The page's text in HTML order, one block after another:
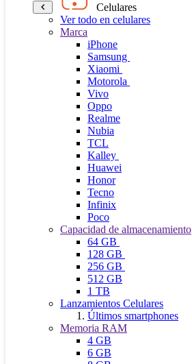
Celulares
Ver todo en celulares
Marca
iPhone
Samsung
Xiaomi
Motorola
Vivo
Oppo
Realme
Nubia
TCL
Kalley
Huawei
Honor
Tecno
Infinix
Poco
Capacidad de almacenamiento
64 GB
128 GB
256 GB
512 GB
1 TB
Lanzamientos Celulares
Últimos smartphones
Memoria RAM
4 GB
6 GB